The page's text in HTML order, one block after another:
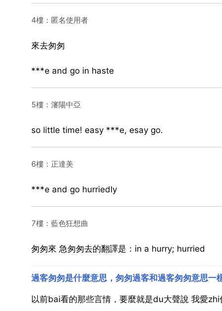
4樓：匿名使用者
來去匆匆
***e and go in haste
5樓：瀋陽中亞
so little time! easy ***e, esay go.
6樓：正達美
***e and go hurriedly
7樓：藍色狂想曲
匆匆來 急匆匆去的翻譯是：in a hurry; hurried
過客匆匆是什麼意思，匆匆過客和過客匆匆意思一
以前bai看的那些言情，要麼就是du大聲說 我愛